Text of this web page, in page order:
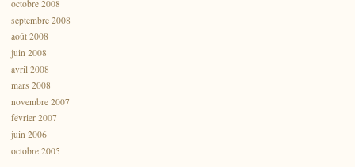
octobre 2008
septembre 2008
août 2008
juin 2008
avril 2008
mars 2008
novembre 2007
février 2007
juin 2006
octobre 2005